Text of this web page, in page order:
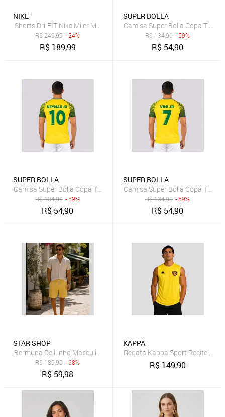
NIKE
Shorts Dri-FIT Nike Miler Masculino
R$249,99 - 24%
R$ 189,99
SUPER BOLLA
Camisa Super Bolla Copa
R$134,90 - 59%
R$ 54,90
SUPER BOLLA
Camisa Super Bolla Copa Trivela Brasil Amarela 10
R$134,90 - 59%
R$ 54,90
SUPER BOLLA
Camisa Super Bolla Copa
R$134,90 - 59%
R$ 54,90
STAR SHOP
Bermuda De Linho Masculina Short Com Cordão Mauricinho Leve
R$189,90 - 68%
R$ 59,98
KAPPA
Regata Kappa Sport Recife
R$ 149,90